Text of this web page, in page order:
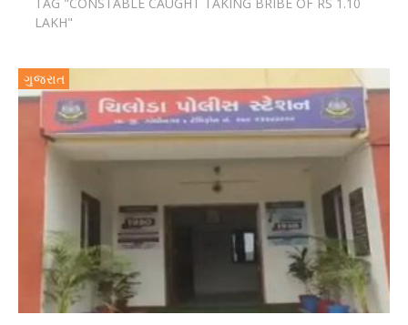
LAKH"
ગુજરાત